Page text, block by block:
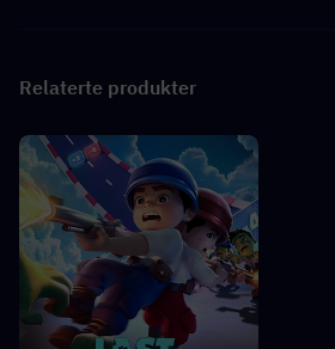
Relaterte produkter